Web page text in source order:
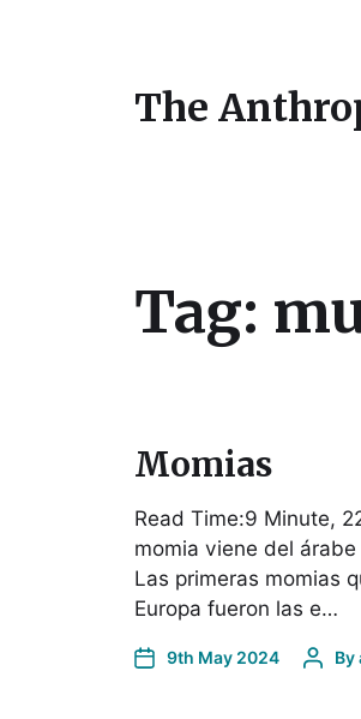
The
Tag:
Momias
Read Time:9 Minute,
momia viene del
Las primeras momias
Europa fueron las e…
9th May 2024 By